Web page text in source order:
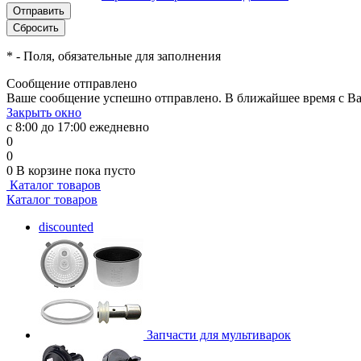
* - Поля, обязательные для заполнения
Сообщение отправлено
Ваше сообщение успешно отправлено. В ближайшее время с
Закрыть окно
с 8:00 до 17:00 ежедневно
0
0
0 В корзине пока пусто
Каталог товаров
Каталог товаров
discounted
Запчасти для мультиварок